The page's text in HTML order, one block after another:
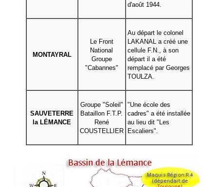
d'août 1944.
MONTAYRAL
Le Front
National
Groupe
"Cabannes"
Au départ le colonel
LAKANAL a créé une
cellule F.N., à son
départ il a été
remplacé par Georges
TOULZA.
SAUVETERRE
la LÉMANCE
Groupe "Soleil"
Bataillon F.T.P.
René
COUSTELLIER
"Une école des
cadres" a été installée
au lieu dit "Les
Escaliers".